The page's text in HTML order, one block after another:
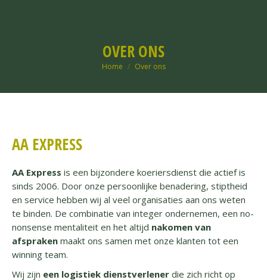
OVER ONS
Je bent hier:
Home Over ons
AA EXPRESS
AA Express is een bijzondere koeriersdienst die actief is
sinds 2006. Door onze persoonlijke benadering, stiptheid
en service hebben wij al veel organisaties aan ons weten
te binden. De combinatie van integer ondernemen, een no-
nonsense mentaliteit en het altijd nakomen van
afspraken maakt ons samen met onze klanten tot een
winning team.
Wij zijn een logistiek dienstverlener die zich richt op